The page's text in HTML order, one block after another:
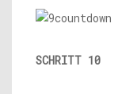
SCHRITT 10